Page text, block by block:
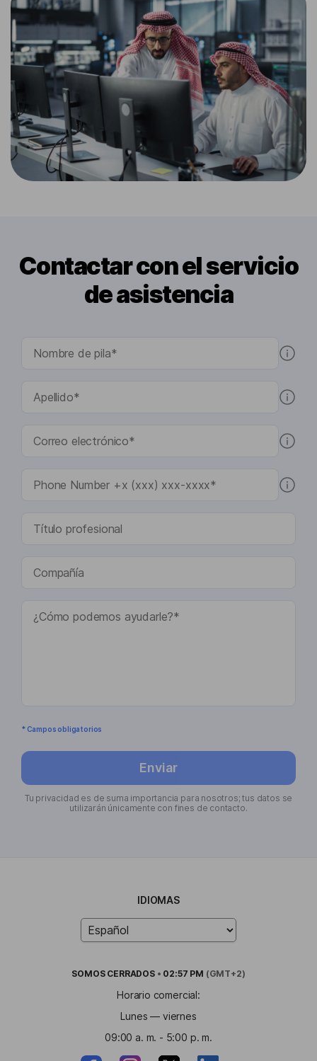
Contactar con el servicio
de asistencia
* Campos obligatorios
Enviar
Tu privacidad es de suma importancia para nosotros; tus datos se
utilizarán únicamente con fines de contacto.
IDIOMAS
SOMOS CERRADOS • 02:57 PM (GMT+2)
Horario comercial:
Lunes — viernes
09:00 a. m. - 5:00 p. m.